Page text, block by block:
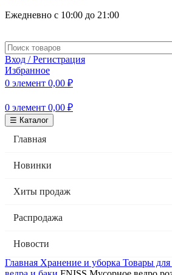
Ежедневно с 10:00 до 21:00
Вход / Регистрация
Избранное
0 элемент 0,00 ₽
0 элемент 0,00 ₽
☰ Каталог
Главная
Новинки
Хиты продаж
Распродажа
Новости
Главная Хранение и уборка Товары для